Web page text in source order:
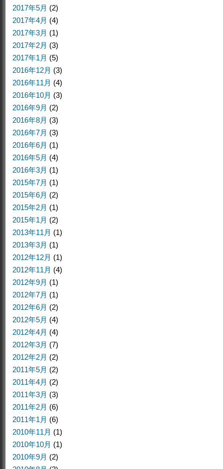
2017年5月 (2)
2017年4月 (4)
2017年3月 (1)
2017年2月 (3)
2017年1月 (5)
2016年12月 (3)
2016年11月 (4)
2016年10月 (3)
2016年9月 (2)
2016年8月 (3)
2016年7月 (3)
2016年6月 (1)
2016年5月 (4)
2016年3月 (1)
2015年7月 (1)
2015年6月 (2)
2015年2月 (1)
2015年1月 (2)
2013年11月 (1)
2013年3月 (1)
2012年12月 (1)
2012年11月 (4)
2012年9月 (1)
2012年7月 (1)
2012年6月 (2)
2012年5月 (4)
2012年4月 (4)
2012年3月 (7)
2012年2月 (2)
2011年5月 (2)
2011年4月 (2)
2011年3月 (3)
2011年2月 (6)
2011年1月 (6)
2010年11月 (1)
2010年10月 (1)
2010年9月 (2)